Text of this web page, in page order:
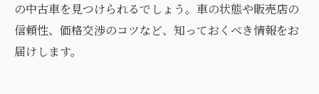
の中古車を見つけられるでしょう。車の状態や販売店の
信頼性、価格交渉のコツなど、知っておくべき情報をお
届けします。